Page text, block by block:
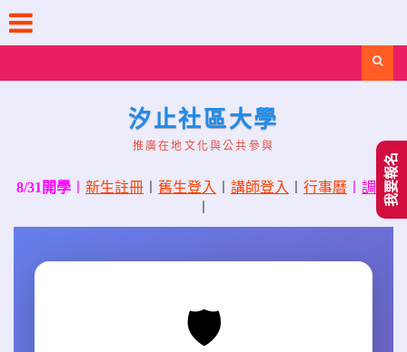
content
汐止社區大學
推廣在地文化與公共參與
8/31開學 新生註冊 舊生登入 講師登入 行事曆
調課我要報名